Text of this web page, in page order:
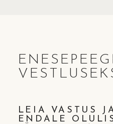
LEIA VASTUS
ENDALE